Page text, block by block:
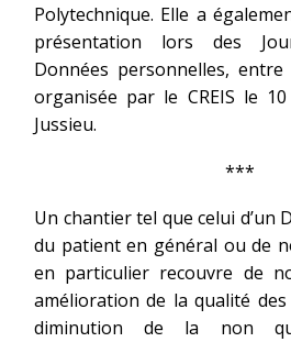
Polytechnique. Elle a
présentation lors des
Données personnelles,
organisée par le CREIS le
Jussieu.
***
Un chantier tel que celui d’un
du patient en général ou de
en particulier recouvre de
amélioration de la qualité
diminution de la non